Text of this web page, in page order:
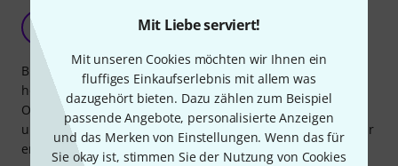
Mit Liebe serviert!
Mit unseren Cookies möchten wir Ihnen ein
fluffiges Einkaufserlebnis mit allem was
dazugehört bieten. Dazu zählen zum Beispiel
passende Angebote, personalisierte Anzeigen
und das Merken von Einstellungen. Wenn das für
Sie okay ist, stimmen Sie der Nutzung von Cookies
Bitte beachten Sie, dass es sich hierbei um sehr
hochwertige Begleitungen handelt, die von einem echten
Orchester gespielt werden. Aufgrund der Stücke, Tonarten
und Improvisationsmuster ist diese Methode jedoch nur für
erfahrene Musiker geeignet. Ein kleiner Hinweis…